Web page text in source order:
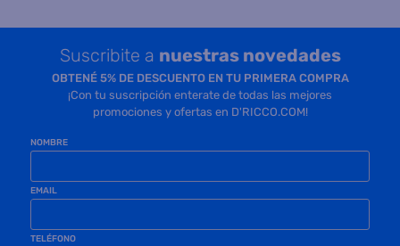
Suscribite a nuestras novedades
OBTENÉ 5% DE DESCUENTO EN TU PRIMERA COMPRA
¡Con tu suscripción enterate de todas las mejores
promociones y ofertas en D'RICCO.COM!
NOMBRE
EMAIL
TELÉFONO